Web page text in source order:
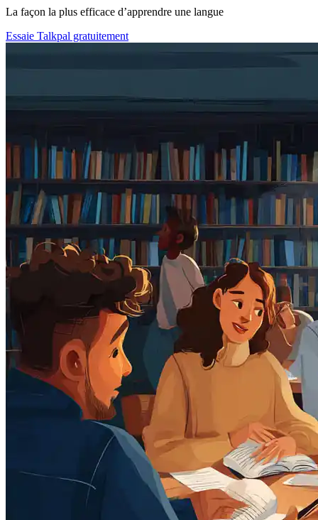
La façon la plus efficace d’apprendre une langue
Essaie Talkpal gratuitement